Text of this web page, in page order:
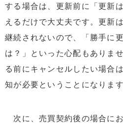
する場合は、更新前に「更新
えるだけで大丈夫です。更新
継続されないので、「勝手に
は？」といった心配もありま
る前にキャンセルしたい場合
知が必要ということになります
次に、売買契約後の場合に